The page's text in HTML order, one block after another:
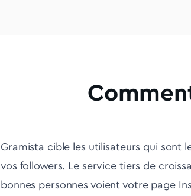
Gramista cible les utilisateurs qui sont
vos followers. Le service tiers de
bonnes personnes voient votre page